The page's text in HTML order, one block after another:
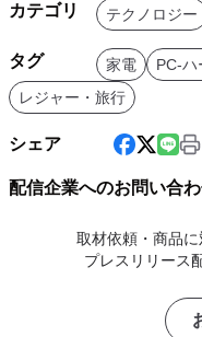
カテゴリ テクノロジー
タグ 家電
PC-ハ
レジャー・旅行
シェア
配信企業へのお問い合
取材依頼・商品に
プレスリリース